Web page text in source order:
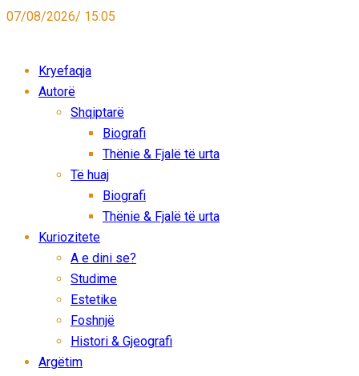
07/08/2026/ 15:05
Kryefaqja
Autorë
Shqiptarë
Biografi
Thënie & Fjalë të urta
Të huaj
Biografi
Thënie & Fjalë të urta
Kuriozitete
A e dini se?
Studime
Estetike
Foshnjë
Histori & Gjeografi
Argëtim